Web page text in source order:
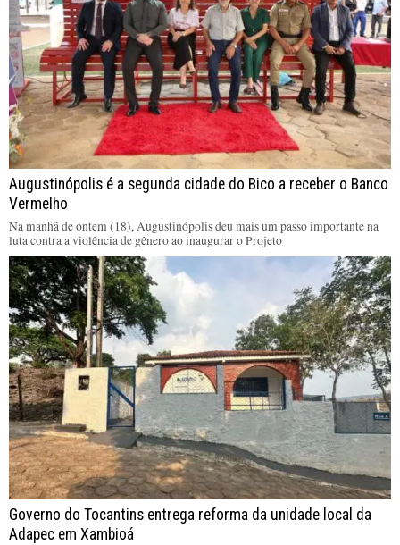
Augustinópolis é a segunda cidade do Bico a receber o Banco
Vermelho
Na manhã de ontem (18), Augustinópolis deu mais um passo importante na
luta contra a violência de gênero ao inaugurar o Projeto
Governo do Tocantins entrega reforma da unidade local da
Adapec em Xambioá